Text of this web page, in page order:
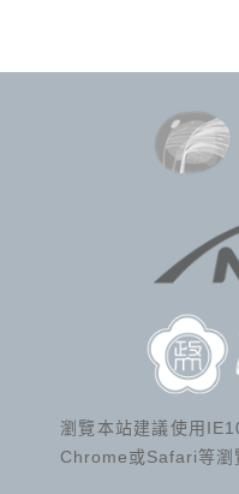
瀏覽本站建議使用
Chrome或Safari等瀏